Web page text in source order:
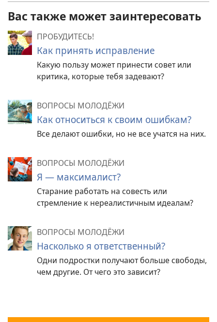
Вас также может заинтересовать
ПРОБУДИТЕСЬ!
Как принять исправление
Какую пользу может принести совет или
критика, которые тебя задевают?
ВОПРОСЫ МОЛОДЁЖИ
Как относиться к своим ошибкам?
Все делают ошибки, но не все учатся на них.
ВОПРОСЫ МОЛОДЁЖИ
Я — максималист?
Старание работать на совесть или
стремление к нереалистичным идеалам?
ВОПРОСЫ МОЛОДЁЖИ
Насколько я ответственный?
Одни подростки получают больше свободы,
чем другие. От чего это зависит?